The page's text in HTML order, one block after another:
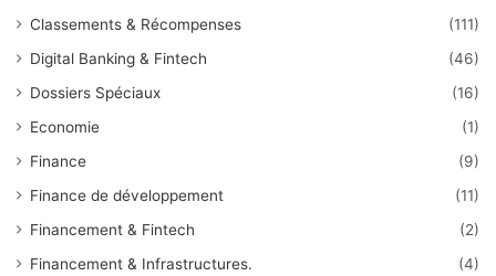
Classements & Récompenses
(111)
Digital Banking & Fintech
(46)
Dossiers Spéciaux
(16)
Economie
(1)
Finance
(9)
Finance de développement
(11)
Financement & Fintech
(2)
Financement & Infrastructures.
(4)